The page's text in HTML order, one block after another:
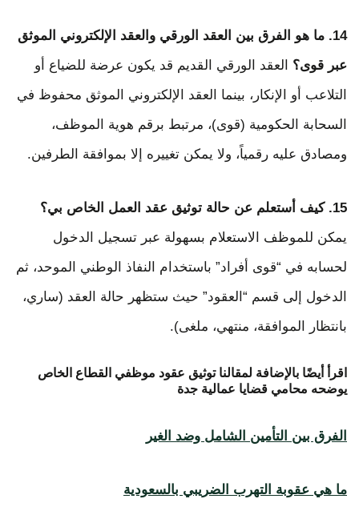
14. ما هو الفرق بين العقد الورقي والعقد الإلكتروني الموثق
عبر قوى؟ العقد الورقي القديم قد يكون عرضة للضياع أو
التلاعب أو الإنكار، بينما العقد الإلكتروني الموثق محفوظ في
السحابة الحكومية (قوى)، مرتبط برقم هوية الموظف،
ومصادق عليه رقمياً، ولا يمكن تغييره إلا بموافقة الطرفين.
15. كيف أستعلم عن حالة توثيق عقد العمل الخاص بي؟
يمكن للموظف الاستعلام بسهولة عبر تسجيل الدخول
لحسابه في “قوى أفراد” باستخدام النفاذ الوطني الموحد، ثم
الدخول إلى قسم “العقود” حيث ستظهر حالة العقد (ساري،
بانتظار الموافقة، منتهي، ملغى).
اقرأ أيضًا بالإضافة لمقالنا توثيق عقود موظفي القطاع الخاص
يوضحه محامي قضايا عمالية جدة
الفرق بين التأمين الشامل وضد الغير
ما هي عقوبة التهرب الضريبي بالسعودية